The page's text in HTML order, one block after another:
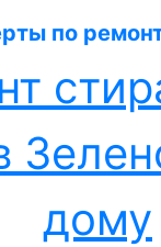
дому